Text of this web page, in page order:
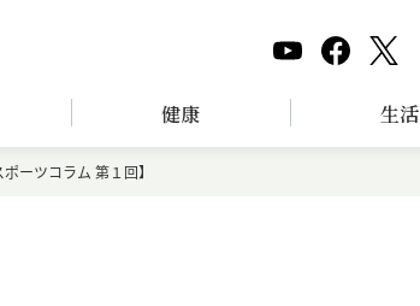
健康 生活
ーツコラム 第１回】